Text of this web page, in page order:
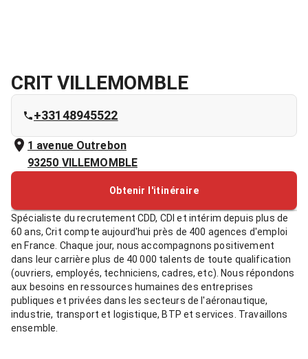
CRIT VILLEMOMBLE
+33148945522
1 avenue Outrebon
93250 VILLEMOMBLE
Obtenir l'itinéraire
Spécialiste du recrutement CDD, CDI et intérim depuis plus de
60 ans, Crit compte aujourd'hui près de 400 agences d'emploi
en France. Chaque jour, nous accompagnons positivement
dans leur carrière plus de 40 000 talents de toute qualification
(ouvriers, employés, techniciens, cadres, etc). Nous répondons
aux besoins en ressources humaines des entreprises
publiques et privées dans les secteurs de l'aéronautique,
industrie, transport et logistique, BTP et services. Travaillons
ensemble.